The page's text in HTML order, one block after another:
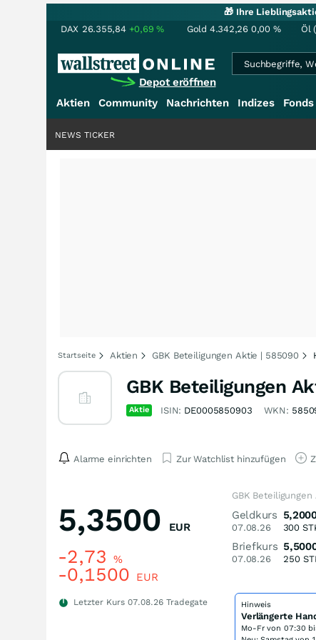
🎁 Ihre
DAX 26.355,84 +0,69% Gold 4.342,26 0,00 % Öl
Depot eröffnen
Aktien Community Nachrichten Indizes Fonds
NEWS TICKER
Startseite Aktien GBK Beteiligungen Aktie | 585090
GBK Beteiligungen
Aktie ISIN: DE0005850903 WKN:
Alarme einrichten Zur Watchlist hinzufügen
5,3500 EUR
-2,73 %
-0,1500 EUR
Letzter Kurs 07.08.26 Tradegate
GBK
Geldkurs
07.08.26 300
Briefkurs
07.08.26 250
Hinweis
Verlängerte
Mo-Fr von 07:30